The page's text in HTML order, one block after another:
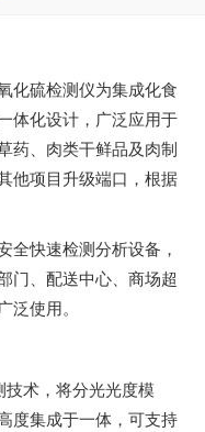
硫检测仪为集成化食
体化设计，广泛应用于
药、肉类干鲜品及肉制
他项目升级端口，根据
快速检测分析设备，
门、配送中心、商场超
使用。
术，将分光光度模
度集成于一体，可支持